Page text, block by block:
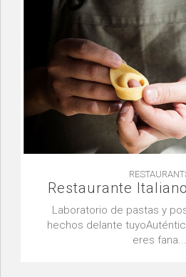
Restaurante
Laboratorio de pastas y
hechos delante
eres fana...